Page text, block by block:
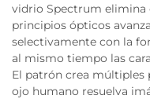
vidrio Spectrum
principios ópticos
selectivamente con la
al mismo tiempo las
El patrón crea múltiples
ojo humano resuelva